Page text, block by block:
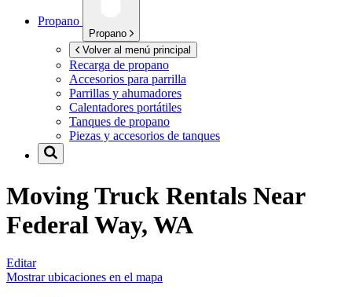
Propano
Propano
Volver al menú principal
Recarga de propano
Accesorios para parrilla
Parrillas y ahumadores
Calentadores portátiles
Tanques de propano
Piezas y accesorios de tanques
Moving Truck Rentals Near
Federal Way, WA
Editar
Mostrar ubicaciones en el mapa